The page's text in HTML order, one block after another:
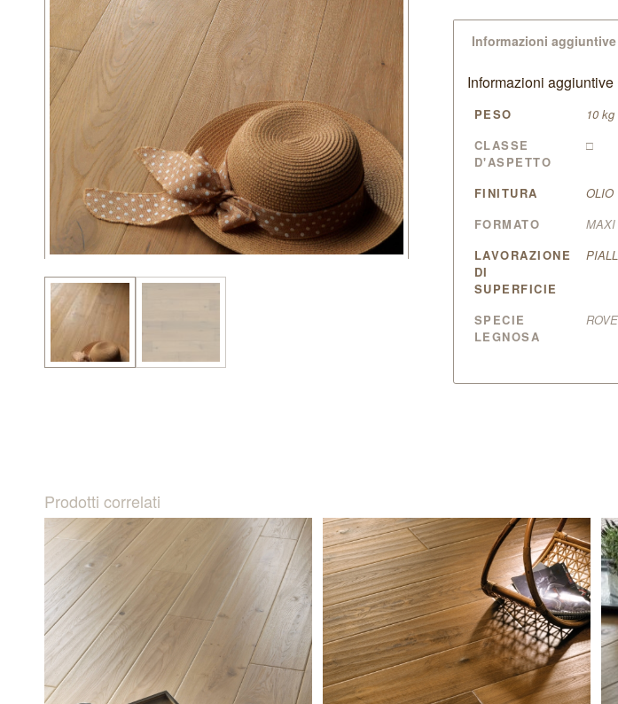
Informazioni aggiuntive
Informazioni aggiuntive
PESO
10 kg
CLASSE
D'ASPETTO
□
FINITURA
OLIO
FORMATO
MAXI
LAVORAZIONE
DI
SUPERFICIE
SPECIE
LEGNOSA
Prodotti correlati